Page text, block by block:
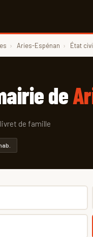
› Aries-Espénan › État
de
de famille